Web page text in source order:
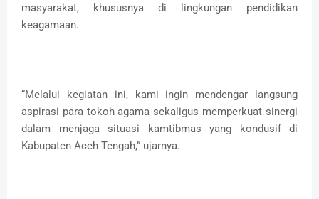
masyarakat, khususnya di lingkungan pendidikan
keagamaan.
“Melalui kegiatan ini, kami ingin mendengar langsung
aspirasi para tokoh agama sekaligus memperkuat sinergi
dalam menjaga situasi kamtibmas yang kondusif di
Kabupaten Aceh Tengah,” ujarnya.